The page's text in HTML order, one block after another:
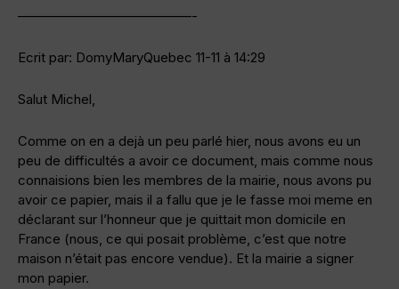
—————————————-
Ecrit par: DomyMaryQuebec 11-11 à 14:29
Salut Michel,
Comme on en a dejà un peu parlé hier, nous avons eu un
peu de difficultés a avoir ce document, mais comme nous
connaisions bien les membres de la mairie, nous avons pu
avoir ce papier, mais il a fallu que je le fasse moi meme en
déclarant sur l’honneur que je quittait mon domicile en
France (nous, ce qui posait problème, c’est que notre
maison n’était pas encore vendue). Et la mairie a signer
mon papier.